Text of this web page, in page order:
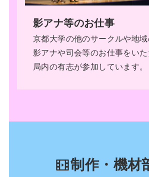
影アナ等のお仕事
京都大学の他のサークルや地域
影アナや司会等のお仕事をいた
局内の有志が参加しています。
制作・機材